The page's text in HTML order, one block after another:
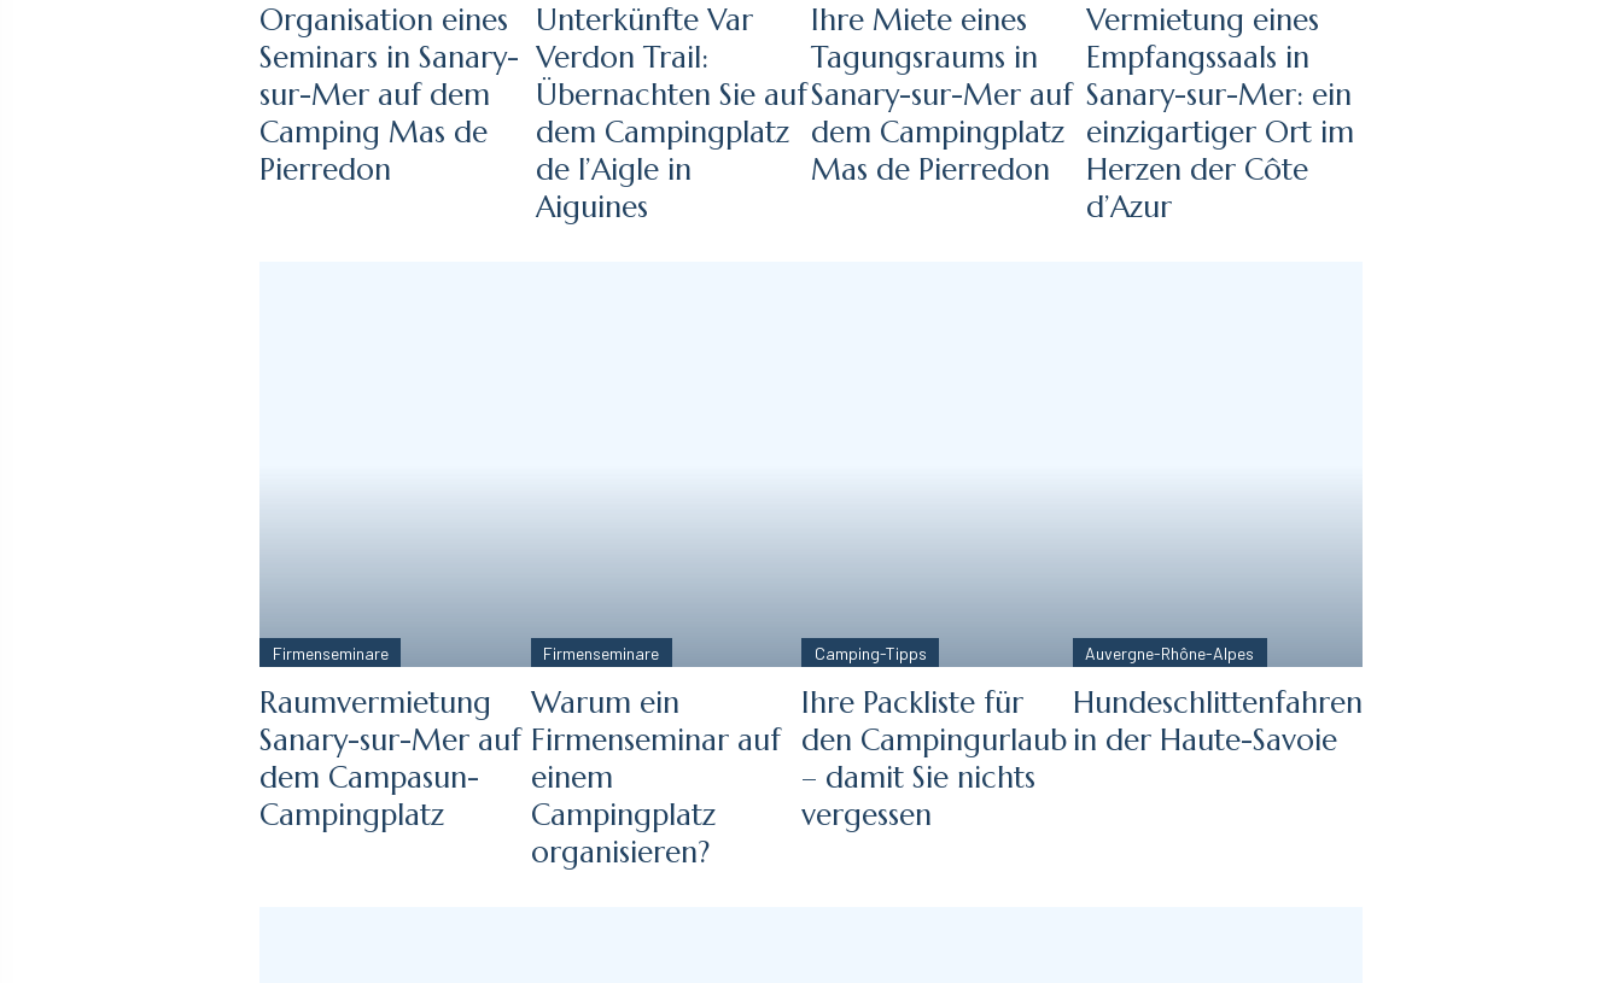
Organisation eines
Seminars in Sanary-
sur-Mer auf dem
Camping Mas de
Pierredon
Unterkünfte Var
Verdon Trail:
Übernachten Sie auf
dem Campingplatz
de l’Aigle in
Aiguines
Ihre Miete eines
Tagungsraums in
Sanary-sur-Mer auf
dem Campingplatz
Mas de Pierredon
Vermietung eines
Empfangssaals in
Sanary-sur-Mer: ein
einzigartiger Ort im
Herzen der Côte
d’Azur
Firmenseminare
Raumvermietung
Sanary-sur-Mer auf
dem Campasun-
Campingplatz
Firmenseminare
Warum ein
Firmenseminar auf
einem
Campingplatz
organisieren?
Camping-Tipps
Ihre Packliste für
den Campingurlaub
– damit Sie nichts
vergessen
Auvergne-Rhône-Alpes
Hundeschlittenfahren
in der Haute-Savoie